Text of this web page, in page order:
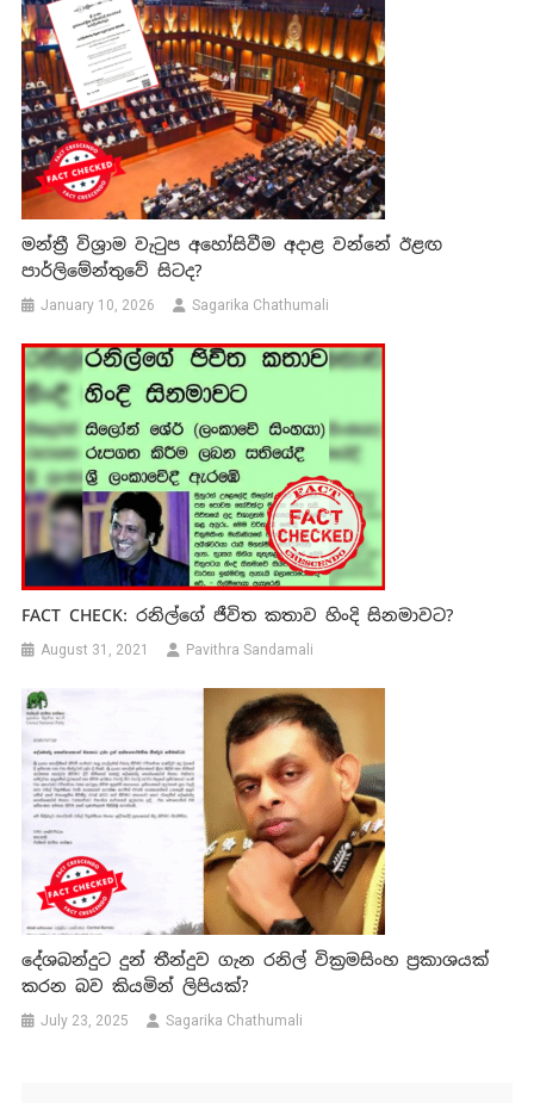
මන්ත්‍රී විශ්‍රාම වැටුප අහෝසිවීම අදාළ වන්නේ ඊළඟ
පාර්ලිමේන්තුවේ සිටද?
January 10, 2026 Sagarika Chathumali
FACT CHECK: රනිල්ගේ ජීවිත කතාව හිංදි සිනමාවට?
August 31, 2021 Pavithra Sandamali
දේශබන්දුට දුන් තීන්දුව ගැන රනිල් වික්‍රමසිංහ ප්‍රකාශයක්
කරන බව කියමින් ලිපියක්?
July 23, 2025 Sagarika Chathumali